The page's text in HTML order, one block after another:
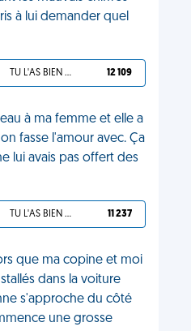
à lui demander quel
TU L'AS BIEN MÉRITÉ 12 109
à ma femme et elle a
fasse l'amour avec. Ça
lui avais pas offert des
TU L'AS BIEN MÉRITÉ 11 237
que ma copine et moi
dans la voiture
s'approche du côté
une grosse